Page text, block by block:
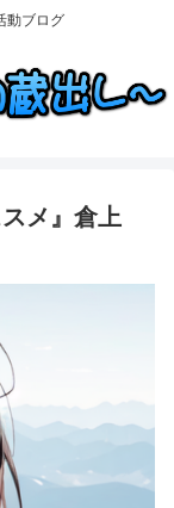
動ブログ
メ』倉上